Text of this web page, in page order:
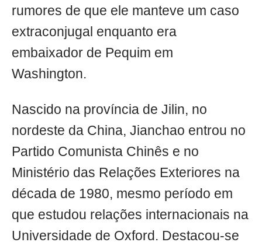
rumores de que ele manteve um caso
extraconjugal enquanto era
embaixador de Pequim em
Washington.
Nascido na província de Jilin, no
nordeste da China, Jianchao entrou no
Partido Comunista Chinês e no
Ministério das Relações Exteriores na
década de 1980, mesmo período em
que estudou relações internacionais na
Universidade de Oxford. Destacou-se